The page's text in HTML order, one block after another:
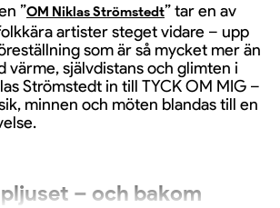
”OM Niklas Strömstedt” tar en av
artister steget vidare – upp
som är så mycket mer än
värme, självdistans och glimten i
Strömstedt in till TYCK OM MIG –
minnen och möten blandas till en
– och bakom